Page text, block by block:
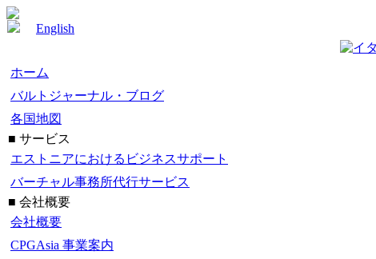
English
ホーム
バルトジャーナル・ブログ
各国地図
■ サービス
エストニアにおけるビジネスサポート
バーチャル事務所代行サービス
■ 会社概要
会社概要
CPGAsia 事業案内